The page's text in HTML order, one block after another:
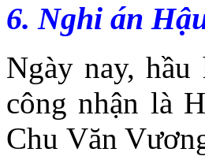
6. Nghi án
Ngày nay,
công nhận là
Chu Văn